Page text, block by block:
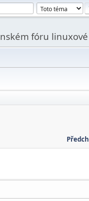
fóru